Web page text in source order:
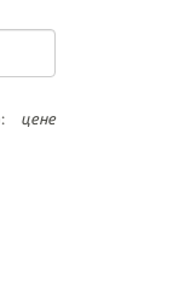
цене